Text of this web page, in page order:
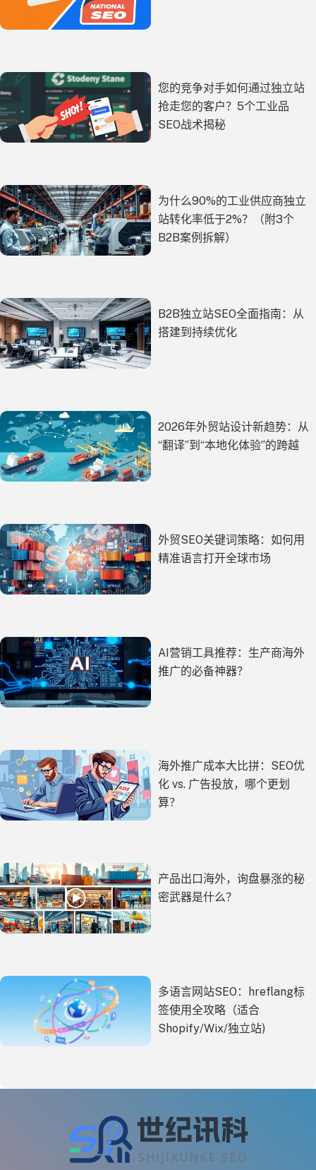
您的竞争对手如何通过独立站
抢走您的客户？5个工业品
SEO战术揭秘
为什么90%的工业供应商独立
站转化率低于2%？（附3个
B2B案例拆解）
B2B独立站SEO全面指南：从
搭建到持续优化
2026年外贸站设计新趋势：从
“翻译”到“本地化体验”的跨越
外贸SEO关键词策略：如何用
精准语言打开全球市场
AI营销工具推荐：生产商海外
推广的必备神器？
海外推广成本大比拼：SEO优
化 vs. 广告投放，哪个更划
算？
产品出口海外，询盘暴涨的秘
密武器是什么？
多语言网站SEO：hreflang标
签使用全攻略（适合
Shopify/Wix/独立站)